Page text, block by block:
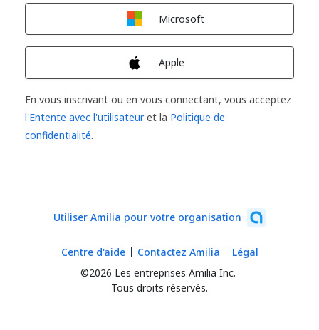
Microsoft
Apple
En vous inscrivant ou en vous connectant, vous acceptez
l'Entente avec l'utilisateuret la Politique de
confidentialité.
Utiliser Amilia pour votre organisation
©2026 Les entreprises Amilia Inc.
Tous droits réservés.
Centre d'aide Contactez Amilia Légal